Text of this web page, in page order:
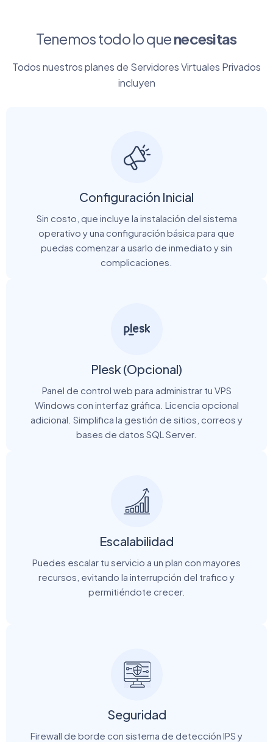
Tenemos todo lo quenecesitas
Todos nuestros planes de Servidores Virtuales Privados
incluyen
Configuración Inicial
Sin costo, que incluye la instalación del sistema
operativo y una configuración básica para que
puedas comenzar a usarlo de inmediato y sin
complicaciones.
Plesk (opcional)
Panel de control web para administrar tu VPS
Windows con interfaz gráfica. Licencia opcional
adicional. Simplifica la gestión de sitios, correos y
bases de datos SQL Server.
Escalabilidad
Puedes escalar tu servicio a un plan con mayores
recursos, evitando la interrupción del trafico y
permitiéndote crecer.
Seguridad
Firewall de borde con sistema de detección IPS y